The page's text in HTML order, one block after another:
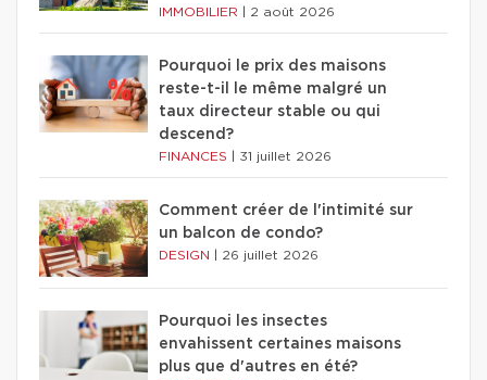
IMMOBILIER 2 août 2026
Pourquoi le prix des maisons
reste-t-il le même malgré un
taux directeur stable ou qui
descend?
FINANCES 31 juillet 2026
Comment créer de l'intimité sur
un balcon de condo?
DESIGN 26 juillet 2026
Pourquoi les insectes
envahissent certaines maisons
plus que d'autres en été?